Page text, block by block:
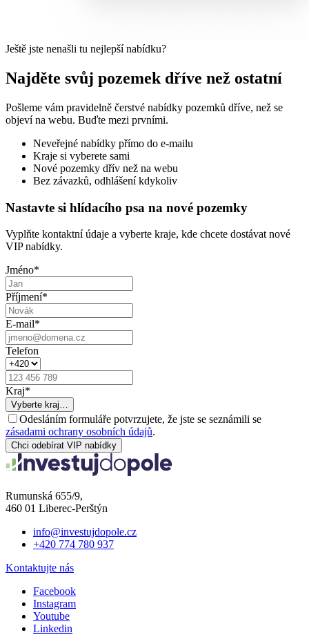
Ještě jste nenašli tu nejlepší nabídku?
Najděte svůj pozemek dříve než ostatní
Pošleme vám pravidelně čerstvé nabídky pozemků dříve, než se
objeví na webu. Buďte mezi prvními.
Neveřejné nabídky přímo do e-mailu
Kraje si vyberete sami
Nové pozemky dřív než na webu
Bez závazků, odhlášení kdykoliv
Nastavte si hlídacího psa na nové pozemky
Vyplňte kontaktní údaje a vyberte kraje, kde chcete dostávat nové
VIP nabídky.
Jméno*
Příjmení*
E-mail*
Telefon
Kraj*
Vyberte kraj…
Odesláním formuláře potvrzujete, že jste se seznámili se
zásadami ochrany osobních údajů.
Chci odebírat VIP nabídky
Rumunská 655/9,
460 01 Liberec-Perštýn
info@investujdopole.cz
+420 774 780 937
Kontaktujte nás
Facebook
Instagram
Youtube
Linkedin